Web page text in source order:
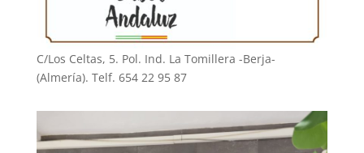
C/Los Celtas, 5. Pol. Ind. La Tomillera -Berja-
(Almería). Telf. 654 22 95 87